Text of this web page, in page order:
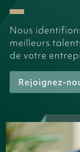
Nous
meilleurs
de votre
Rejoignez-